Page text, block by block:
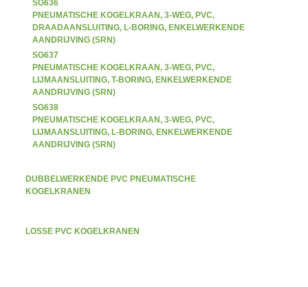
SG636
PNEUMATISCHE KOGELKRAAN, 3-WEG, PVC,
DRAADAANSLUITING, L-BORING, ENKELWERKENDE
AANDRIJVING (SRN)
SG637
PNEUMATISCHE KOGELKRAAN, 3-WEG, PVC,
LIJMAANSLUITING, T-BORING, ENKELWERKENDE
AANDRIJVING (SRN)
SG638
PNEUMATISCHE KOGELKRAAN, 3-WEG, PVC,
LIJMAANSLUITING, L-BORING, ENKELWERKENDE
AANDRIJVING (SRN)
DUBBELWERKENDE PVC PNEUMATISCHE
KOGELKRANEN
LOSSE PVC KOGELKRANEN